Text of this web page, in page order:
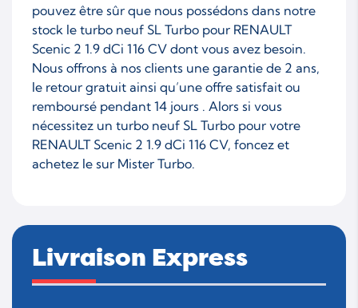
pouvez être sûr que nous possédons dans notre
stock le turbo neuf SL Turbo pour RENAULT
Scenic 2 1.9 dCi 116 CV dont vous avez besoin.
Nous offrons à nos clients une garantie de 2 ans,
le retour gratuit ainsi qu’une offre satisfait ou
remboursé pendant 14 jours . Alors si vous
nécessitez un turbo neuf SL Turbo pour votre
RENAULT Scenic 2 1.9 dCi 116 CV, foncez et
achetez le sur Mister Turbo.
Livraison Express